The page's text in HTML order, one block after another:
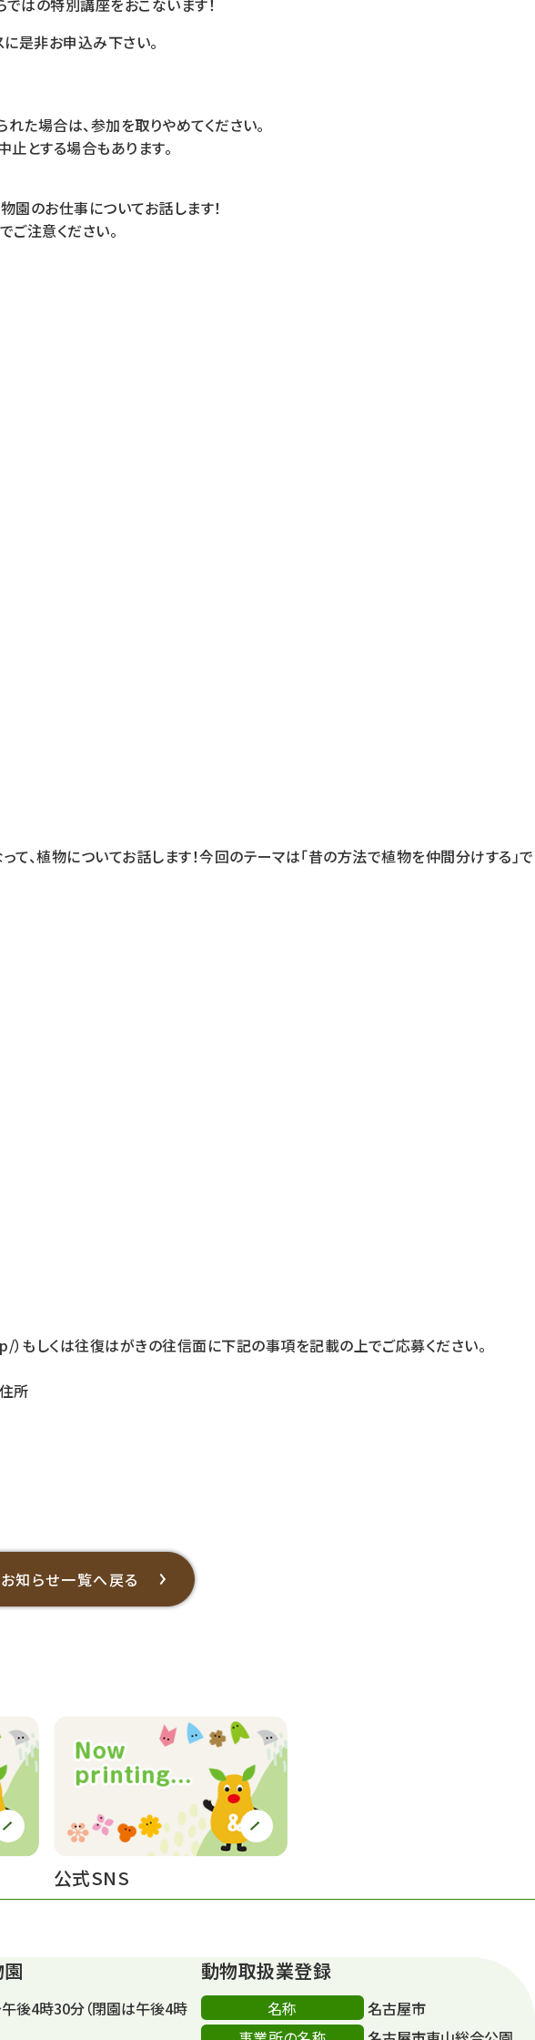
はの特別講座をおこないます！
是非お申込み下さい。
た場合は、参加を取りやめてください。
とする場合もあります。
のお仕事についてお話します！
注意ください。
植物についてお話します！今回のテーマは「昔の方法で植物を仲間分けする」で
くは往復はがきの往信面に下記の事項を記載の上でご応募ください。
所
知らせ一覧へ戻る
公式SNS
後4時30分（閉園は午後4時
動物取扱業登録
名称
名古屋市